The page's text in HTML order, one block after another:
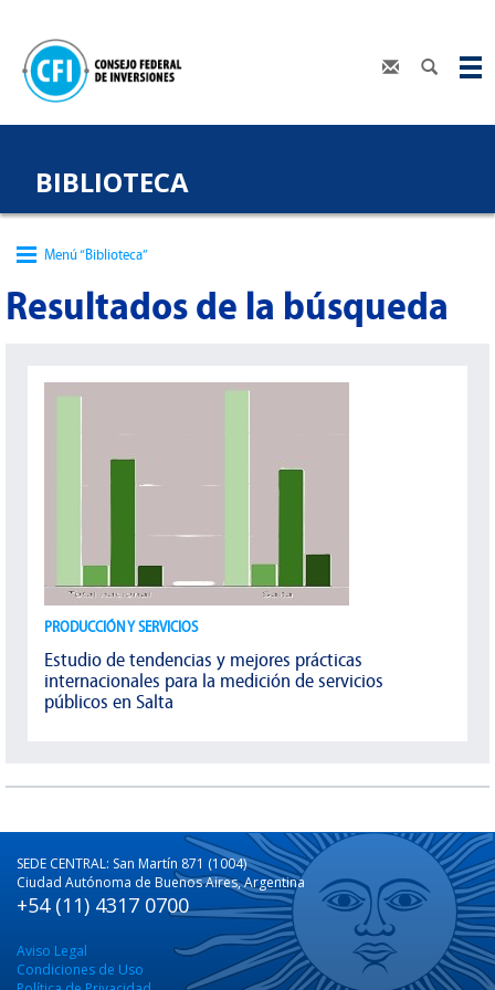
BIBLIOTECA
Menú “Biblioteca”
Resultados de la búsqueda
PRODUCCIÓN Y SERVICIOS
Estudio de tendencias y mejores prácticas
internacionales para la medición de servicios
públicos en Salta
SEDE CENTRAL: San Martín 871 (1004)
Ciudad Autónoma de Buenos Aires, Argentina
+54 (11) 4317 0700
Aviso Legal
Condiciones de Uso